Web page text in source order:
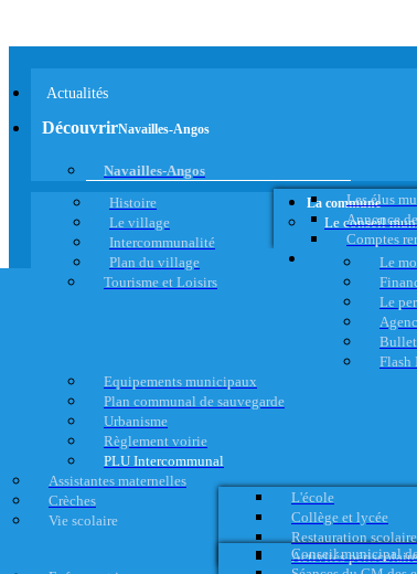
Actualités
DécouvrirNavailles-Angos
Navailles-Angos
Histoire
Le village
Intercommunalité
Plan du village
Tourisme et Loisirs
La commune
Le conseil
Les élus
Annonce
Comptes
Le
Le
Flash
Equipements municipaux
Plan communal de sauvegarde
Urbanisme
Règlement voirie
PLU Intercommunal
Assistantes maternelles
Crèches
Vie scolaire
L'école
Collège et lycée
Restauration scolaire
Activités
Conseil municipal